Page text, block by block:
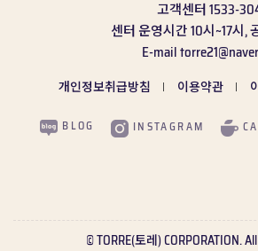
고객센터1533-
센터 운영시간10시~17시,
E-mail
개인정보취급방침 이용약관
BLOG INSTAGRAM
© TORRE(토레) CORPORATION.